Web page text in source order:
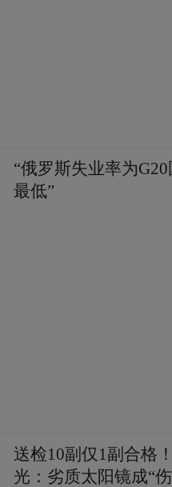
“俄罗斯失业率为G20
最低”
送检10副仅1副合格
光：劣质太阳镜成“